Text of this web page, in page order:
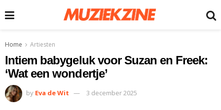
Home Artiesten
Intiem babygeluk voor Suzan en Freek:
‘Wat een wondertje’
by Eva de Wit 3 december 2025